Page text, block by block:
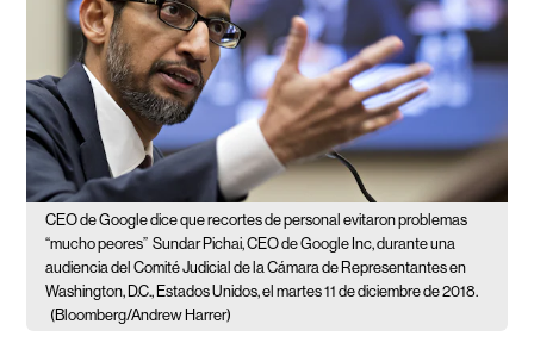
CEO de Google dice que recortes de personal evitaron problemas
“mucho peores” Sundar Pichai, CEO de Google Inc, durante una
audiencia del Comité Judicial de la Cámara de Representantes en
Washington, D.C., Estados Unidos, el martes 11 de diciembre de 2018.
(Bloomberg/Andrew Harrer)